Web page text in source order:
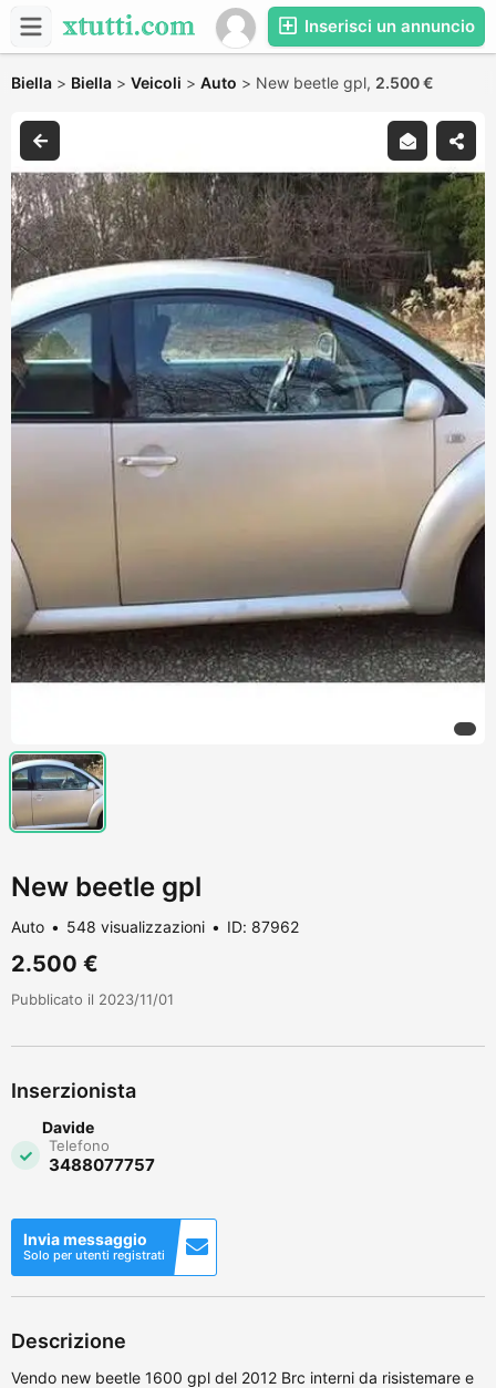
Inserisci un annuncio
Biella > Biella > Veicoli > Auto > New beetle gpl, 2.500 €
New beetle gpl
Auto 548 visualizzazioni ID: 87962
2.500 €
Pubblicato il 2023/11/01
Inserzionista
Davide
Telefono
3488077757
Invia messaggio
Solo per utenti registrati
Descrizione
Vendo new beetle 1600 gpl del 2012 Brc interni da risistemare e